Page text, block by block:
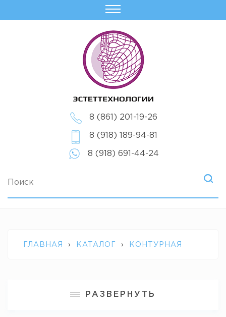
8 (861) 201-19-26
8 (918) 189-94-81
8 (918) 691-44-24
ГЛАВНАЯ › КАТАЛОГ › КОНТУРНАЯ
РАЗВЕРНУТЬ